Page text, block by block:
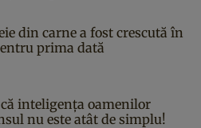
din carne a fost crescută în
prima dată
că inteligența oamenilor
nu este atât de simplu!